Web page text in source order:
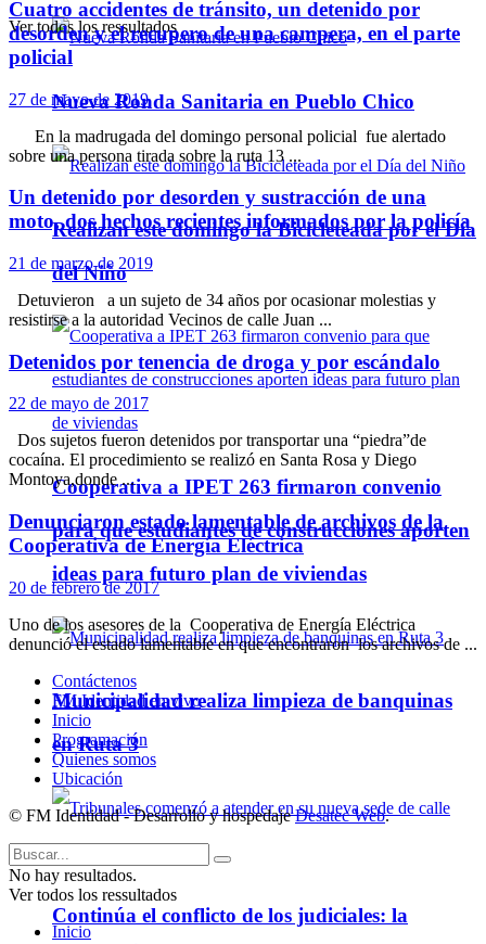
Nueva Ronda Sanitaria en Pueblo Chico
Realizan este domingo la Bicicleteada por el Día
del Niño
Cooperativa a IPET 263 firmaron convenio
para que estudiantes de construcciones aporten
ideas para futuro plan de viviendas
Municipalidad realiza limpieza de banquinas
en Ruta 3
Continúa el conflicto de los judiciales: la
Ver todos los ressultados
Cuatro accidentes de tránsito, un detenido por
desorden y el recupero de una campera, en el parte
policial
27 de mayo de 2019
En la madrugada del domingo personal policial fue alertado
sobre una persona tirada sobre la ruta 13 ...
Un detenido por desorden y sustracción de una
moto, dos hechos recientes informados por la policía
21 de marzo de 2019
Detuvieron a un sujeto de 34 años por ocasionar molestias y
resistirse a la autoridad Vecinos de calle Juan ...
Detenidos por tenencia de droga y por escándalo
22 de mayo de 2017
Dos sujetos fueron detenidos por transportar una “piedra”de
cocaína. El procedimiento se realizó en Santa Rosa y Diego
Montoya,donde ...
Denunciaron estado lamentable de archivos de la
Cooperativa de Energía Eléctrica
20 de febrero de 2017
Uno de los asesores de la Cooperativa de Energía Eléctrica
denunció el estado lamentable en que encontraron los archivos de ...
Contáctenos
FM Identidad en vivo
Inicio
Programación
Quienes somos
Ubicación
© FM Identidad - Desarrollo y hospedajeDesatec Web.
No hay resultados.
Ver todos los ressultados
Inicio